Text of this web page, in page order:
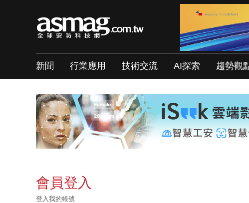
新聞 行業應用 技術交流 AI探索 趨勢觀
會員登入
登入我的帳號